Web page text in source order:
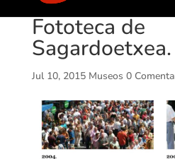
Fototeca de
Sagardoetxea.
Jul 10, 2015 Museos 0